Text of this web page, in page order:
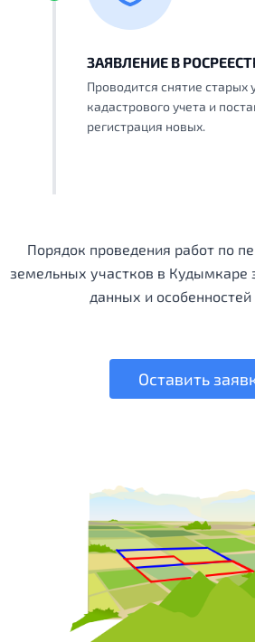
ЗАЯВЛЕНИЕ В
Проводится снятие старых
кадастрового учета и
регистрация новых.
Порядок проведения работ по
земельных участков в Кудымкаре
данных и особенностей
Оставить